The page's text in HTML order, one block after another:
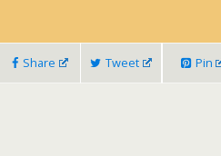
Share Tweet Pin